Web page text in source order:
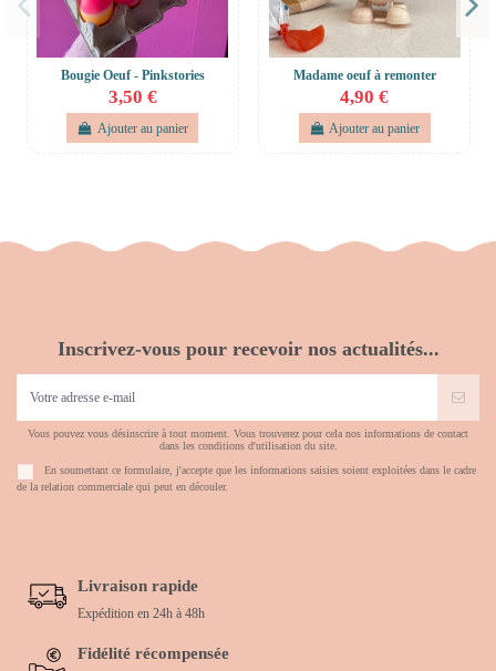
Bougie Oeuf - Pinkstories
3,50 €
Ajouter au panier
Madame oeuf à remonter
4,90 €
Ajouter au panier
Inscrivez-vous pour recevoir nos actualités...
Vous pouvez vous désinscrire à tout moment. Vous trouverez pour cela nos informations de contact
dans les conditions d'utilisation du site.
En soumettant ce formulaire, j'accepte que les informations saisies soient exploitées dans le cadre
de la relation commerciale qui peut en découler.
Livraison rapide
Expédition en 24h à 48h
Fidélité récompensée